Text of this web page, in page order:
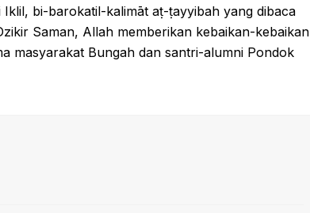
bi-barokatil-kalimāt aṭ-ṭayyibah yang dibaca
Saman, Allah memberikan kebaikan-kebaikan
masyarakat Bungah dan santri-alumni Pondok